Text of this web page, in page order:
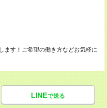
ます！ご希望の働き方などお気軽に
LINEで送る